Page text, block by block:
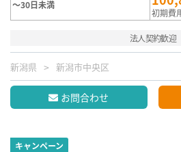
～30日未満
初期費
法人契約歓迎
新潟県 新潟市中央区
お問合わせ
キャンペーン